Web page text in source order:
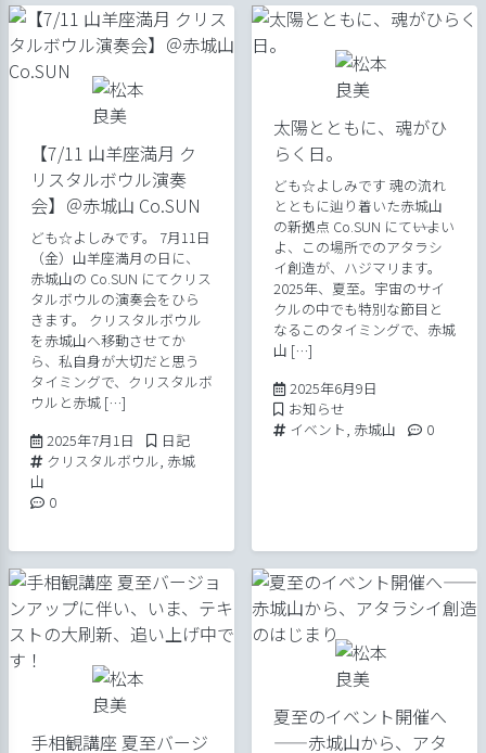
【7/11 山羊座満月 ク
リスタルボウル演奏
会】＠赤城山 Co.SUN
ども☆よしみです。 7月11日
（金）山羊座満月の日に、
赤城山の Co.SUN にてクリス
タルボウルの演奏会をひら
きます。 クリスタルボウル
を赤城山へ移動させてか
ら、私自身が大切だと思う
タイミングで、クリスタルボ
ウルと赤城 […]
2025年7月1日 2025年7月1日
Posted in
日記
Tags:
クリスタルボウル 赤城
山
Comments:
0
太陽とともに、魂がひ
らく日。
ども☆よしみです 魂の流れ
とともに辿り着いた赤城山
の新拠点 Co.SUN にて――いよい
よ、この場所でのアタラシ
イ創造が、ハジマリます。
2025年、夏至。宇宙のサイ
クルの中でも特別な節目と
なるこのタイミングで、赤城
山 […]
2025年6月9日
Posted in
お知らせ
Tags:
イベント 赤城山 0
手相観講座 夏至バージ
夏至のイベント開催へ
――赤城山から、アタ